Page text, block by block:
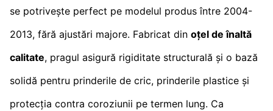
se potrivește perfect pe modelul produs între 2004-
2013, fără ajustări majore. Fabricat din oțel de înaltă
calitate, pragul asigură rigiditate structurală și o bază
solidă pentru prinderile de cric, prinderile plastice și
protecția contra coroziunii pe termen lung. Ca